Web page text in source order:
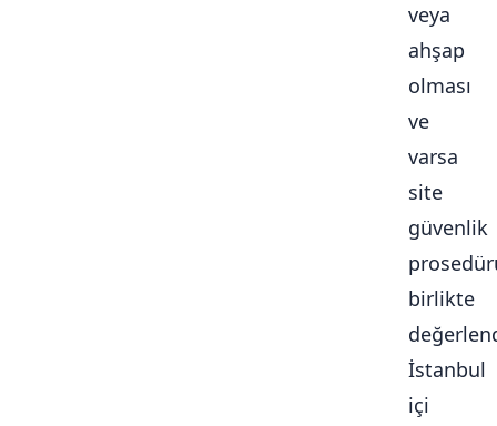
veya
ahşap
olması
ve
varsa
site
güvenlik
birlikte
İstanbul
içi